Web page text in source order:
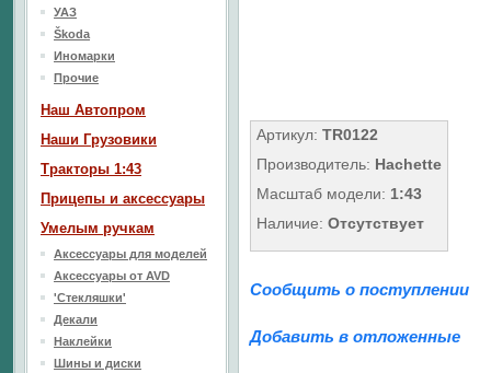
Артикул: TR0122
Производитель: Hachette
Масштаб модели: 1:43
Наличие: Отсутствует
Сообщить о поступлении
Добавить в отложенные
УАЗ
Škoda
Иномарки
Прочие
Наш Aвтопром
Наши Грузовики
Тракторы 1:43
Прицепы и аксессуары
Умелым ручкам
Аксессуары для моделей
Аксессуары от AVD
'Стекляшки'
Декали
Наклейки
Шины и диски